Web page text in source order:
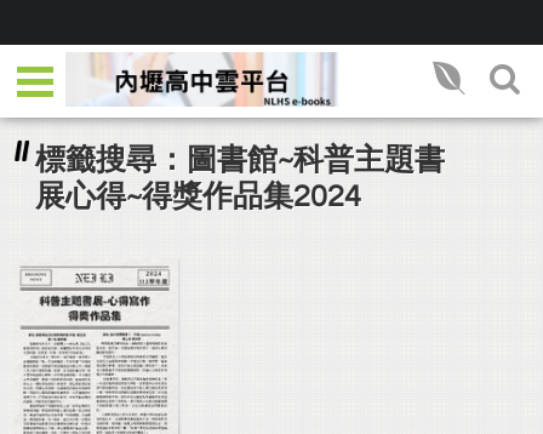
標籤搜尋：圖書館~科普主題書
展心得~得獎作品集2024